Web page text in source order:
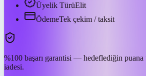
Üyelik TürüElit
ÖdemeTek çekim / taksit
%100 başarı garantisi — hedeflediğin puana
iadesi.